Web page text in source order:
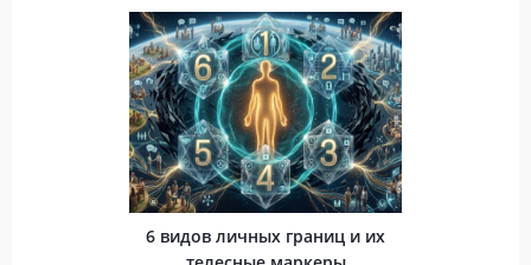
6 видов личных границ и их